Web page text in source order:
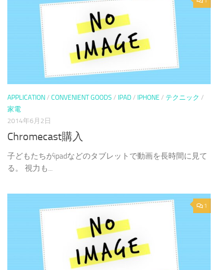
APPLICATION/ CONVENIENT GOODS / IPAD/ IPHONE / テクニック /
家電
2014年6月2日
Chromecast購入
子どもたちがipadなどのタブレットで動画を長時間に見て
る。 視力も...
1